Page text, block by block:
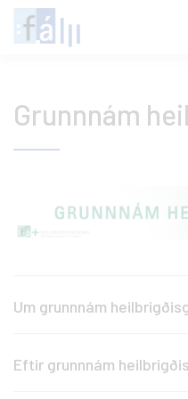
Fara
í
Grunnnám
Um grunnnám
Námið er ætlað
Eftir grunnnám